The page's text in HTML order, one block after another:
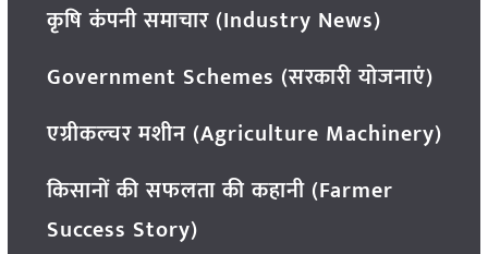
कृषि कंपनी समाचार (Industry News)
Government Schemes (सरकारी योजनाएं)
एग्रीकल्चर मशीन (Agriculture Machinery)
किसानों की सफलता की कहानी (Farmer
Success Story)